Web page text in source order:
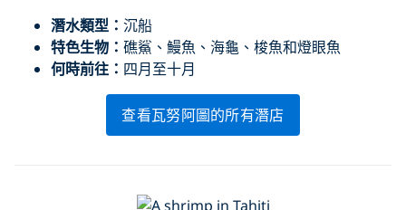
潛水類型： 沉船
特色生物： 礁鯊、鰻魚、海龜、梭魚和燈眼魚
何時前往： 四月至十月
查看瓦努阿圖的所有潛店